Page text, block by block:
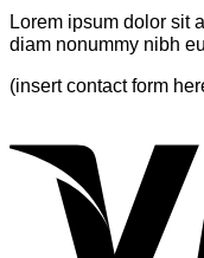
Lorem ipsum dolor sit
diam nonummy nibh
(insert contact form